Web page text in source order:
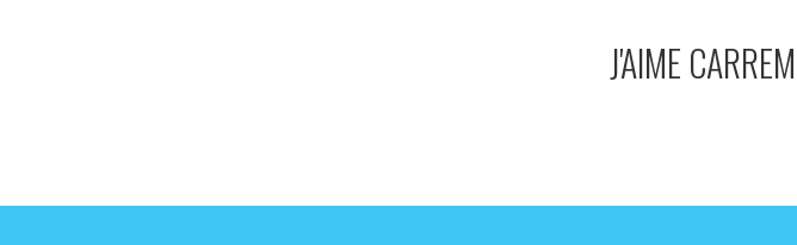
J'AIME